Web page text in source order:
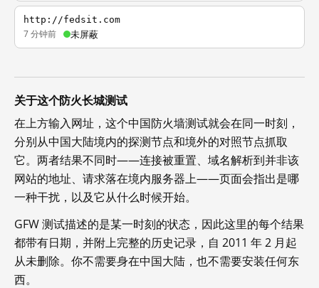
http://fedsit.com
7 分钟前 未屏蔽
关于这个防火长城测试
在上方输入网址，这个中国防火墙测试就会在同一时刻，
分别从中国大陆境内的探测节点和境外的对照节点抓取
它。两者结果不同时——连接被重置、域名解析到并非该
网站的地址、请求落在境内服务器上——页面会指出是哪
一种干扰，以及它从什么时候开始。
GFW 测试描述的是某一时刻的状态，因此这里的每个结果
都带有日期，并附上完整的历史记录，自 2011 年 2 月起
从未删除。你不需要身在中国大陆，也不需要安装任何东
西。